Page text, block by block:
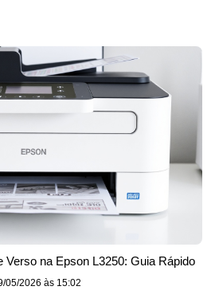
Verso na Epson L3250: Guia Rápido
05/2026 às 15:02